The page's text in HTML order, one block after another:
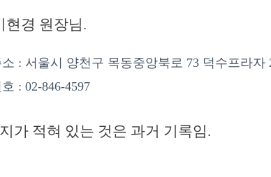
현경 원장님.
: 서울시 양천구 목동중앙북로 73 덕수프라자
: 02-846-4597
가 적혀 있는 것은 과거 기록임.